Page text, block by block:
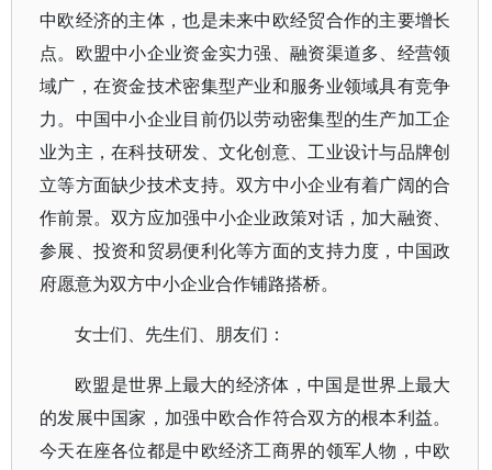
中欧经济的主体，也是未来中欧经贸合作的主要增长
点。欧盟中小企业资金实力强、融资渠道多、经营领
域广，在资金技术密集型产业和服务业领域具有竞争
力。中国中小企业目前仍以劳动密集型的生产加工企
业为主，在科技研发、文化创意、工业设计与品牌创
立等方面缺少技术支持。双方中小企业有着广阔的合
作前景。双方应加强中小企业政策对话，加大融资、
参展、投资和贸易便利化等方面的支持力度，中国政
府愿意为双方中小企业合作铺路搭桥。
女士们、先生们、朋友们：
欧盟是世界上最大的经济体，中国是世界上最大
的发展中国家，加强中欧合作符合双方的根本利益。
今天在座各位都是中欧经济工商界的领军人物，中欧